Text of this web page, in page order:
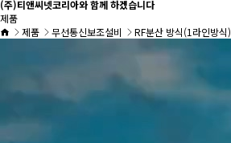
(주)티앤씨넷코리아와 함께 하겠습니다
제품
제품
무선통신보조설비 RF분산 방식(1라인방식)